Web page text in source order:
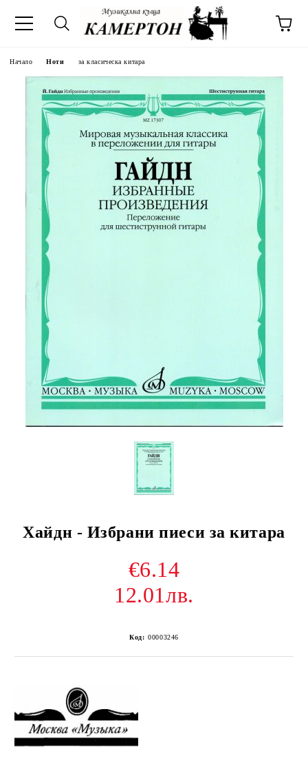
Начало Ноти за класическа китара
Хайдн - Избрани пиеси за китара
€6.14
12.01лв.
Код: 00003246